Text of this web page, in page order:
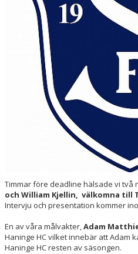
Timmar före deadline hälsade vi två
och William Kjellin, välkomna till
Intervju och presentation kommer
En av våra målvakter,Adam
Haninge HC vilket innebär att Adam
Haninge HC resten av säsongen.